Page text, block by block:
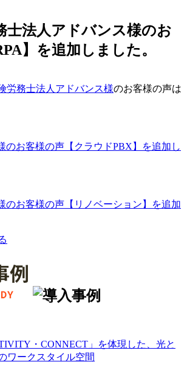
士法人アドバンス様のお
】を追加しました。
労務士法人アドバンス様のお客様の声は
のお客様の声【クラウドPBX】を追加し
のお客様の声【リノベーション】を追加
・CONNECT」を体現した、光と
ワークスタイル空間